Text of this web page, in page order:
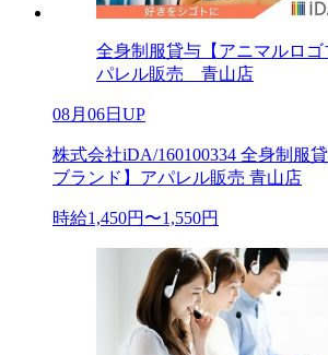
全身制服貸与【アニマルロ
パレル販売 青山店
08月06日UP
株式会社iDA/160100334 全身制服
ブランド】アパレル販売 青山店
時給1,450円〜1,550円